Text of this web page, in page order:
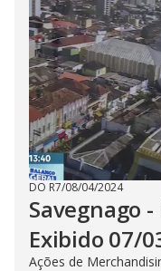
DO R7/08/04/2024
Savegnago
Exibido 07/
Ações de